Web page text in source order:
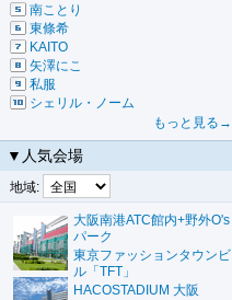
南ことり
東條希
KAITO
矢澤にこ
私服
シェリル・ノーム
もっと見る→
▼人気会場
地域:
大阪南港ATC館内+野外O's
パーク
東京ファッションタウンビ
ル「TFT」
HACOSTADIUM 大阪